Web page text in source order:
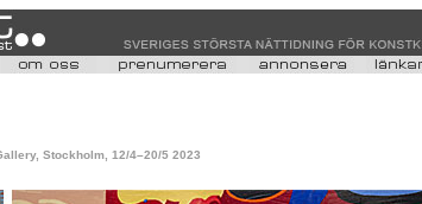
Stockholm, 12/4–20/5 2023